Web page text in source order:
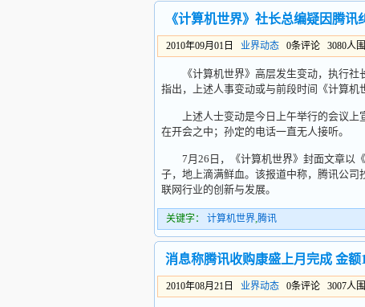
《计算机世界》社长总编疑因腾讯
2010年09月01日 业界动态 0条评论 3080人
《计算机世界》高层发生变动，执行社
指出，上述人事变动或与前段时间《计算机
上述人士变动是今日上午举行的会议上
在开会之中；孙定的电话一直无人接听。
7月26日，《计算机世界》封面文章以《
子，地上滴满鲜血。该报道中称，腾讯公司
联网行业的创新与发展。
关键字： 计算机世界,腾讯
消息称腾讯收购康盛上月完成 金额
2010年08月21日 业界动态 0条评论 3007人